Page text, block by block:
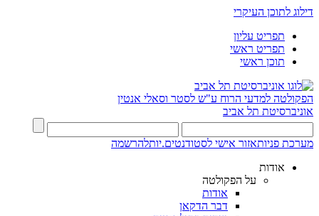
דילוג לתוכן העיקרי
תפריט עליון
תפריט ראשי
תוכן ראשי
הפקולטה למדעי הרוח ע"ש לסטר וסאלי אנטין
אוניברסיטת תל אביב
מערכת פניותאזור אישי לסטודנטים.יותלהרשמה
אודות
על הפקולטה
אודות
דבר הדקאן